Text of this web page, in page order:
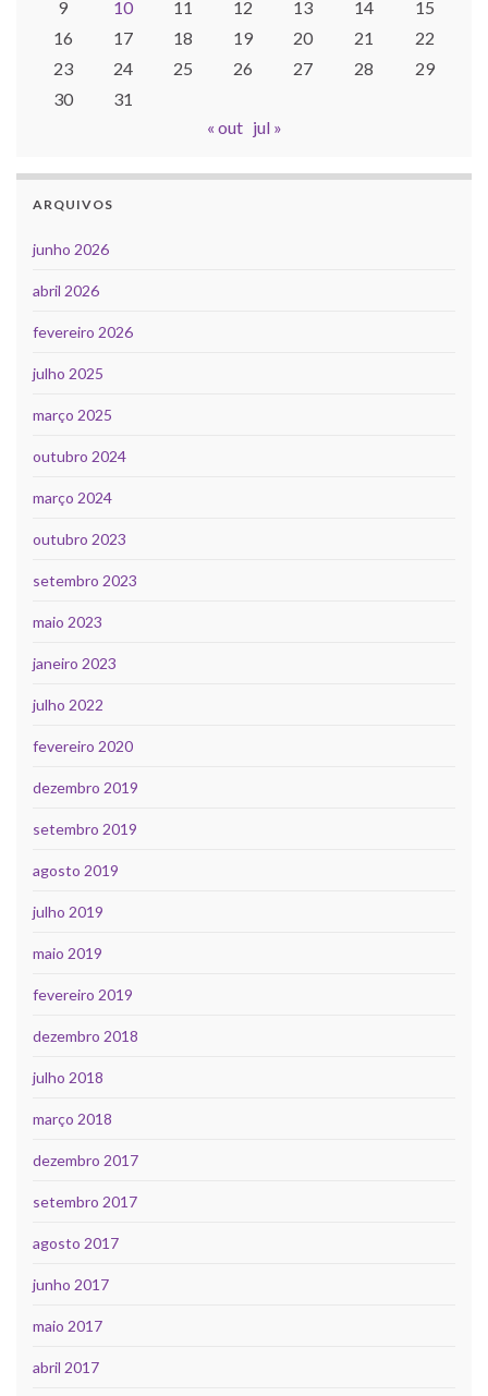
9
10 11 12 13 14
15
16
17 18 19 20 21
22
23
24 25 26 27 28
29
30
31
« out jul »
ARQUIVOS
junho 2026
abril 2026
fevereiro 2026
julho 2025
março 2025
outubro 2024
março 2024
outubro 2023
setembro 2023
maio 2023
janeiro 2023
julho 2022
fevereiro 2020
dezembro 2019
setembro 2019
agosto 2019
julho 2019
maio 2019
fevereiro 2019
dezembro 2018
julho 2018
março 2018
dezembro 2017
setembro 2017
agosto 2017
junho 2017
maio 2017
abril 2017